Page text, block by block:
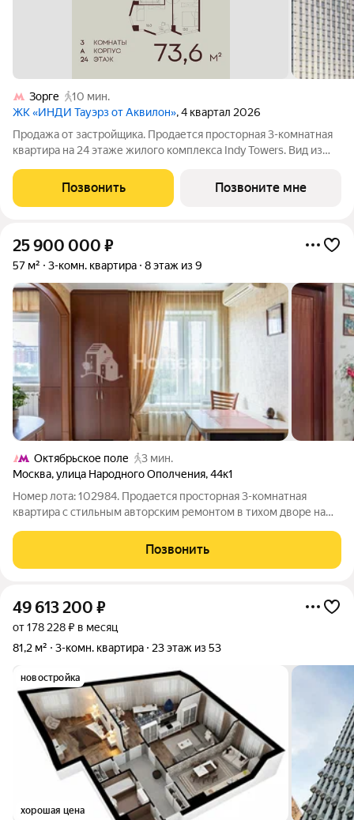
Зорге
10 мин.
ЖК «ИНДИ Тауэрз от Аквилон», 4 квартал 2026
Продажа от застройщика. Продается просторная 3-комнатная
квартира на 24 этаже жилого комплекса Indy Towers. Вид из
Комплекс расположен в Хорошевском районе Москвы, на
улице Куусенина, в
Позвонить Позвоните мне
25 900 000 ₽
57 м² 3-комн. квартира 8 этаж из 9
Октябрьское поле
3 мин.
Москва,улица Народного Ополчения,44к1
Номер лота: 102984. Продается просторная 3-комнатная
квартира с стильным авторским ремонтом в тихом дворе на
шума с крыши и максимальная приватность. Локация одна из
лучших на северо-западе
Позвонить
49 613 200 ₽
от 178 228 ₽ в месяц
81,2 м²
3-комн. квартира 23 этаж из 53
новостройка
хорошая цена